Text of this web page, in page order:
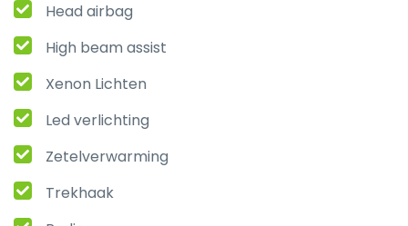
Head airbag
High beam assist
Xenon Lichten
Led verlichting
Zetelverwarming
Trekhaak